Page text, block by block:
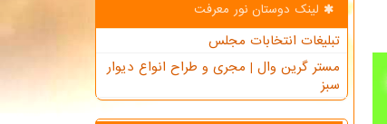
لینک دوستان نور معرفت
تبلیغات انتخابات مجلس
مستر گرین وال | مجری و طراح انواع دیوار
سبز